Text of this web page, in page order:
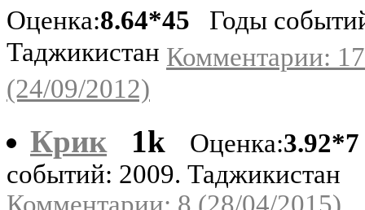
Оценка:8.64*45 Годы
Таджикистан Комментарии: 17
(24/09/2012)
Крик
1k Оценка:3.92*7
событий: 2009. Таджикистан